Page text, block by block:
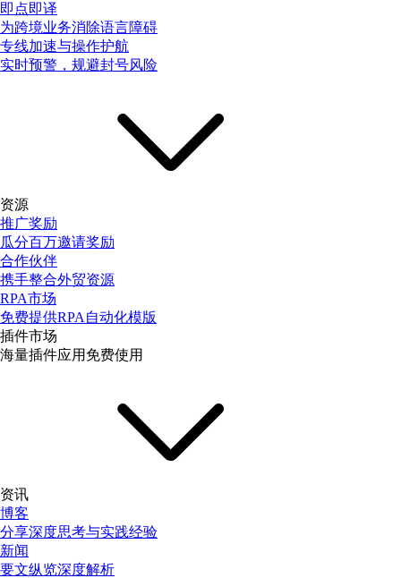
即点即译
为跨境业务消除语言障碍
专线加速与操作护航
实时预警，规避封号风险
资源
推广奖励
瓜分百万邀请奖励
合作伙伴
携手整合外贸资源
RPA市场
免费提供RPA自动化模版
插件市场
海量插件应用免费使用
资讯
博客
分享深度思考与实践经验
新闻
要文纵览深度解析